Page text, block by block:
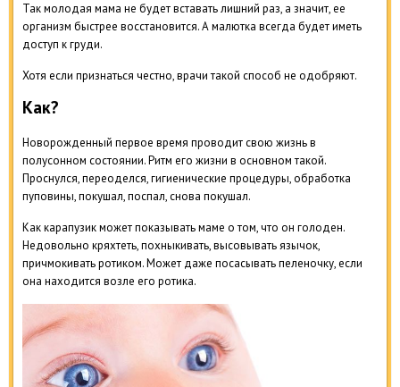
Так молодая мама не будет вставать лишний раз, а значит, ее
организм быстрее восстановится. А малютка всегда будет иметь
доступ к груди.
Хотя если признаться честно, врачи такой способ не одобряют.
Как?
Новорожденный первое время проводит свою жизнь в
полусонном состоянии. Ритм его жизни в основном такой.
Проснулся, переоделся, гигиенические процедуры, обработка
пуповины, покушал, поспал, снова покушал.
Как карапузик может показывать маме о том, что он голоден.
Недовольно кряхтеть, похныкивать, высовывать язычок,
причмокивать ротиком. Может даже посасывать пеленочку, если
она находится возле его ротика.